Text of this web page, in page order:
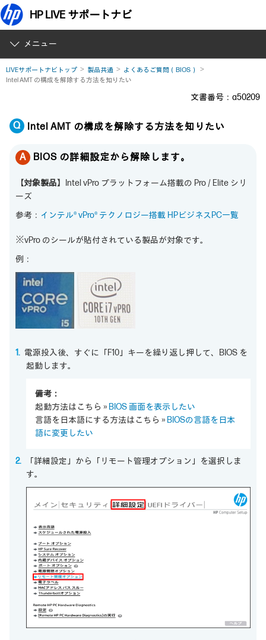
HP LIVE サポートナビ
メニュー
LIVEサポートナビトップ 製品共通
よくあるご質問（BIOS）
Intel AMT の構成を解除する方法を知りたい
文書番号：a50209
Intel AMT の構成を解除する方法を知りたい
BIOS の詳細設定から解除します。
【対象製品】
Intel vPro プラットフォーム搭載の Pro / Elite シリ
ーズ
参考： インテル® vPro® テクノロジー搭載 HPビジネスPC一覧
※vPro のシールが貼付されている製品が対象です。
例：
電源投入後、すぐに「F10」キーを繰り返し押して、BIOS を
起動します。
備考：
起動方法はこちら » BIOS 画面を表示したい
言語を日本語にする方法はこちら » BIOSの言語を日本
語に変更したい
「詳細設定」から「リモート管理オプション」を選択しま
す。